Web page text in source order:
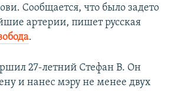
Сообщается, что было задето
артерии, пишет русская
.
27-летний Стефан В. Он
и нанес мэру не менее двух